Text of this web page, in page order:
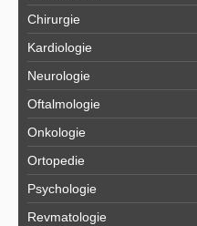
Chirurgie
Kardiologie
Neurologie
Oftalmologie
Onkologie
Ortopedie
Psychologie
Revmatologie